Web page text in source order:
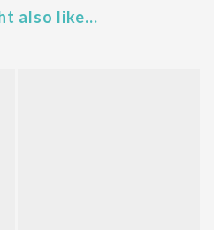
also like...